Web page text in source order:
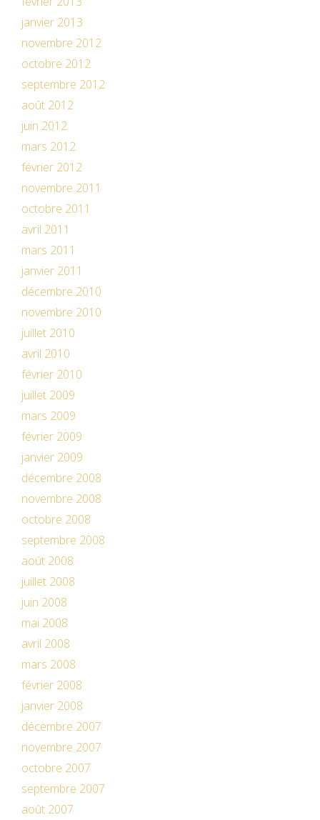
janvier 2013
novembre 2012
octobre 2012
septembre 2012
août 2012
juin 2012
mars 2012
février 2012
novembre 2011
octobre 2011
avril 2011
mars 2011
janvier 2011
décembre 2010
novembre 2010
juillet 2010
avril 2010
février 2010
juillet 2009
mars 2009
février 2009
janvier 2009
décembre 2008
novembre 2008
octobre 2008
septembre 2008
août 2008
juillet 2008
juin 2008
mai 2008
avril 2008
mars 2008
février 2008
janvier 2008
décembre 2007
novembre 2007
octobre 2007
septembre 2007
août 2007